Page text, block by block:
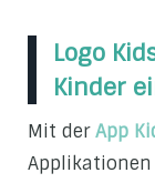
Logo
Kinder
Mit derApp